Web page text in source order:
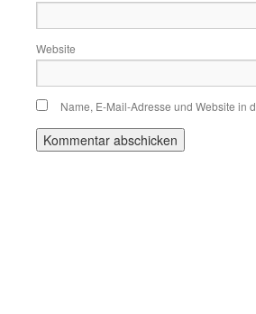
Website
Name, E-Mail-Adresse und Website in